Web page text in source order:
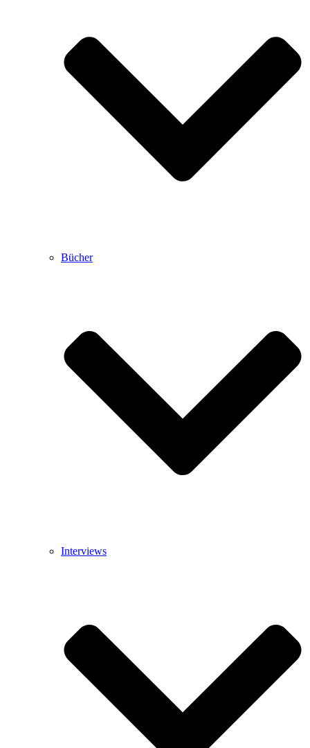
Bücher
Interviews